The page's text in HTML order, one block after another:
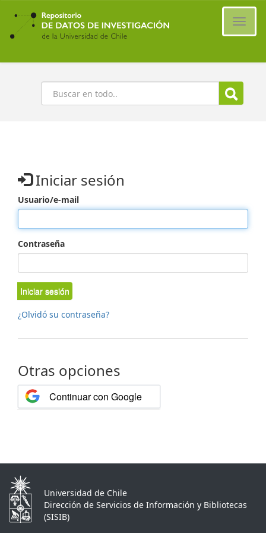
Ir
contenido
principal
Buscar
Iniciar sesión
Usuario/e-mail
Contraseña
Iniciar sesión
¿Olvidó su contraseña?
Otras opciones
Continuar con Google
Universidad de Chile
Dirección de Servicios de Información y Bibliotecas
(SISIB)